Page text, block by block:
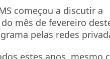
começou a discutir a
mês de fevereiro
pelas redes
estes anos, mesmo